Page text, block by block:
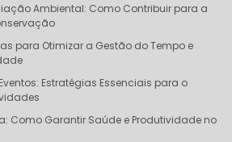
Ambiental: Como Contribuir para a
para Otimizar a Gestão do Tempo e
Estratégias Essenciais para o
Como Garantir Saúde e Produtividade no